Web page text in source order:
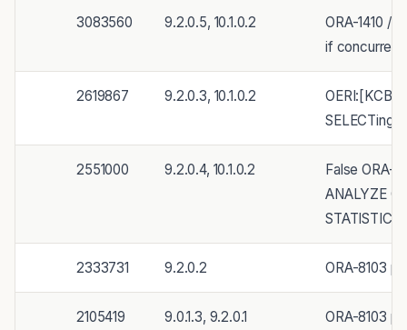
3083560 9.2.0.5, 10.1.0.2
ORA-1410 /
if
2619867 9.2.0.3, 10.1.0.2
SELECTing
2551000 9.2.0.4, 10.1.0.2
False ORA-
ANALYZE
STATISTICS
2333731 9.2.0.2 ORA-8103
2105419 9.0.1.3, 9.2.0.1
ORA-8103